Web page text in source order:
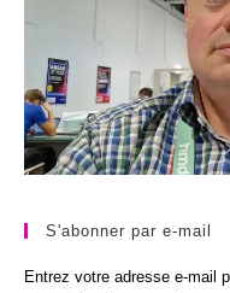
S'abonner par e-mail
Entrez votre adresse e-mail